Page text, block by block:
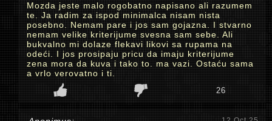
Mozda jeste malo rogobatno napisano ali razumem
te. Ja radim za ispod minimalca nisam nista
posebno. Nemam pare i jos sam gojazna. I stvarno
nemam velike kriterijume svesna sam sebe. Ali
bukvalno mi dolaze flekavi likovi sa rupama na
odeći. I jos prosipaju pricu da imaju kriterijume
zena mora da kuva i tako to. ma vazi. Ostaću sama
a vrlo verovatno i ti.
26